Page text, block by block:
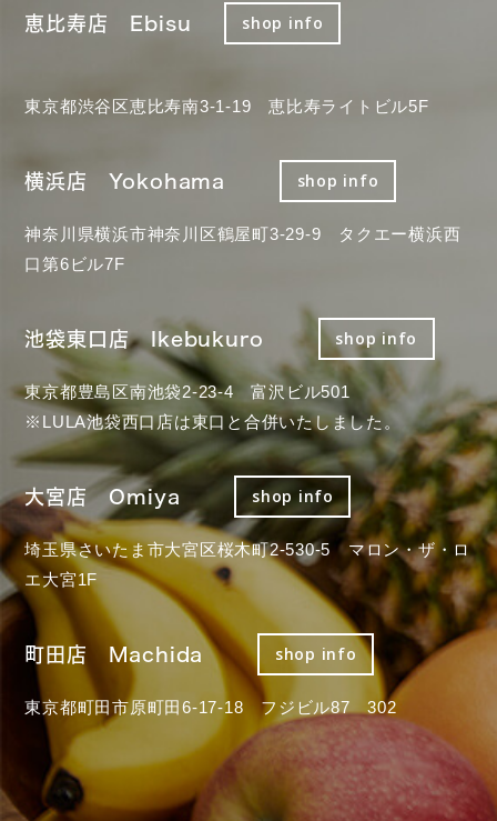
恵比寿店 Ebisu shop info
東京都渋谷区恵比寿南3-1-19 恵比寿ライトビル5F
横浜店 Yokohama shop info
神奈川県横浜市神奈川区鶴屋町3-29-9 タクエー横浜西
口第6ビル7F
池袋東口店 Ikebukuro shop info
東京都豊島区南池袋2-23-4 富沢ビル501
※LULA池袋西口店は東口と合併いたしました。
大宮店 Omiya shop info
埼玉県さいたま市大宮区桜木町2-530-5 マロン・ザ・ロ
エ大宮1F
町田店 Machida shop info
東京都町田市原町田6-17-18 フジビル87 302